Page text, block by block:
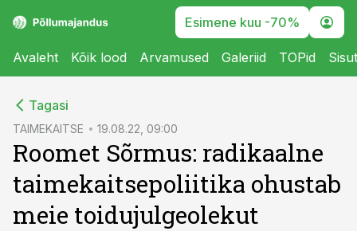
Esimene kuu -70%
Avaleht Kõik lood Arvamused Galeriid TOPid
Tagasi
TAIMEKAITSE 19.08.22, 09:00
Roomet Sõrmus: radikaalne
taimekaitsepoliitika ohustab
meie toidujulgeolekut